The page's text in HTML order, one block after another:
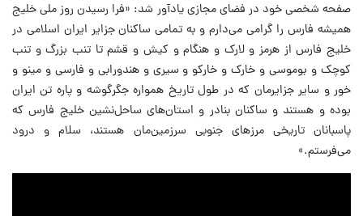
صفحه شخصی خود در فضای مجازی یادآور شد: «فرا رسیدن روز ملی خلیج
همیشه فارس را گرامی می‌دارم و به تمامی ساکنان جزایر ایران اسلامی در
خلیج فارس از هرمز و لارک و هنگام و کیش و قشم تا تنب بزرگ و تنب
کوچک و بوموسی و خارک و خارکو و سیری و هندورابی و فارسی و مینو و
خور و سایر جزایرمان که در طول تاریخ همواره جگرگوشه و پاره تن ایران
بوده و هستند و ساکنان بنادر و استان‌های ساحل‌نشین خلیج فارس که
پاسبانان تاریخی مرز‌های جنوبی سرزمین‌مان هستند، سلام و درود
می‌فرستم.»